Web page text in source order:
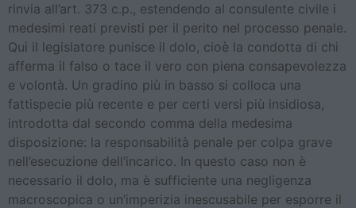
rinvia all’art. 373 c.p., estendendo al consulente civile i
medesimi reati previsti per il perito nel processo penale.
Qui il legislatore punisce il dolo, cioè la condotta di chi
afferma il falso o tace il vero con piena consapevolezza
e volontà. Un gradino più in basso si colloca una
fattispecie più recente e per certi versi più insidiosa,
introdotta dal secondo comma della medesima
disposizione: la responsabilità penale per colpa grave
nell’esecuzione dell’incarico. In questo caso non è
necessario il dolo, ma è sufficiente una negligenza
macroscopica o un’imperizia inescusabile per esporre il